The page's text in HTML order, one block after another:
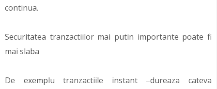
continua.
Securitatea tranzactiilor mai putin importante poate fi
mai slaba
De exemplu tranzactiile instant –dureaza cateva